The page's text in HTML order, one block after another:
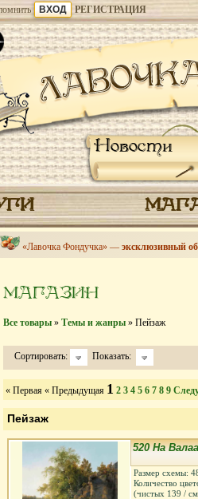
РЕГИСТРАЦИЯ
Новости
«Лавочка Фондучка» — эксклюзивный
МАГАЗИН
Все товары » Темы и жанры » Пейзаж
Сортировать: Показать:
« Первая « Предыдущая 1 2 3 4 5 6 7 8 9
Пейзаж
520 На
Размер схемы:
Количество
(чистых 139 /